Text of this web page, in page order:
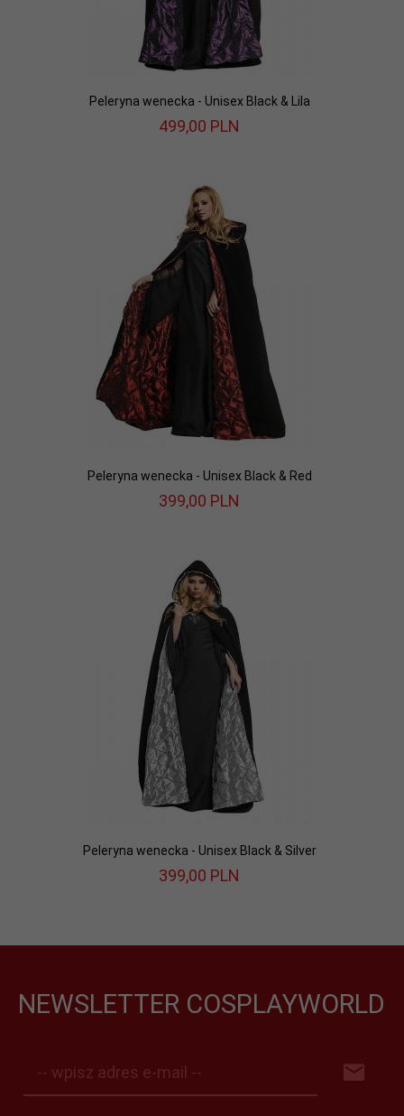
Peleryna wenecka - Unisex Black & Lila
499,00 PLN
Peleryna wenecka - Unisex Black & Red
399,00 PLN
Peleryna wenecka - Unisex Black & Silver
399,00 PLN
NEWSLETTER COSPLAYWORLD
-- wpisz adres e-mail --